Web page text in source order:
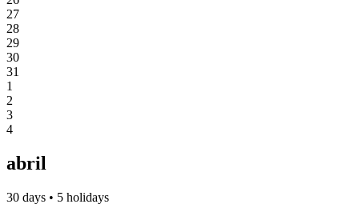
27
28
29
30
31
1
2
3
4
abril
30 days • 5 holidays